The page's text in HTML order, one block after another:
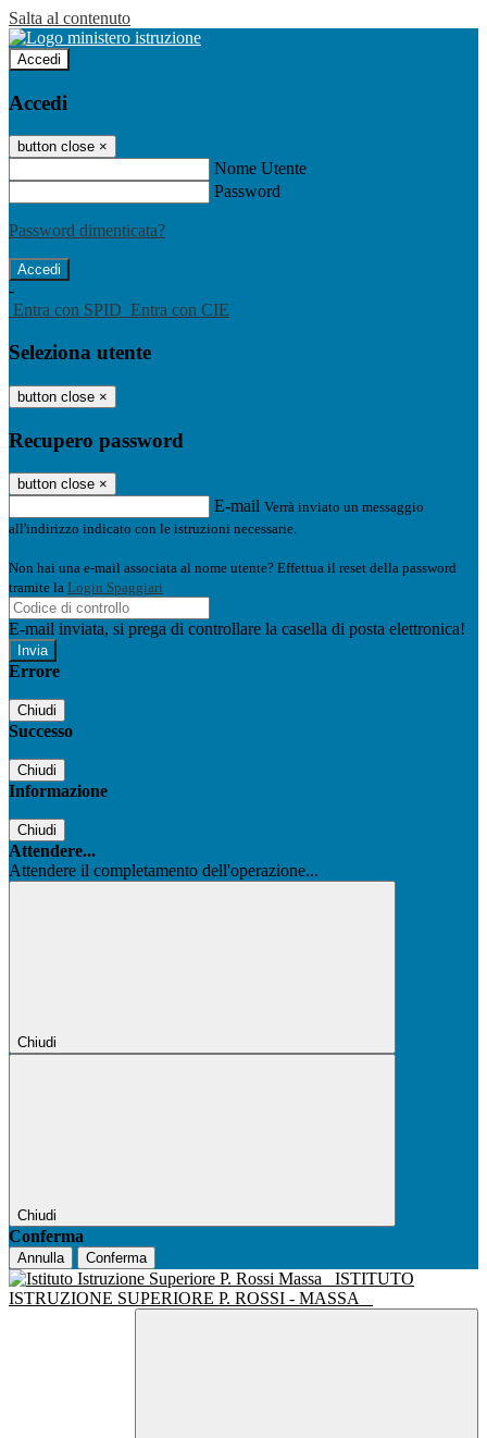
Salta al contenuto
Accedi
Accedi
button close ×
Nome Utente
Password
Password dimenticata?
-
Entra con SPID Entra con CIE
Seleziona utente
button close ×
Recupero password
button close ×
E-mail Verrà inviato un messaggio
all'indirizzo indicato con le istruzioni necessarie.
Non hai una e-mail associata al nome utente? Effettua il reset della password
tramite la Login Spaggiari
E-mail inviata, si prega di controllare la casella di posta elettronica!
Errore
Chiudi
Successo
Chiudi
Informazione
Chiudi
Attendere...
Attendere il completamento dell'operazione...
Chiudi
Chiudi
Conferma
Annulla Conferma
ISTITUTO
ISTRUZIONE SUPERIORE P. ROSSI - MASSA